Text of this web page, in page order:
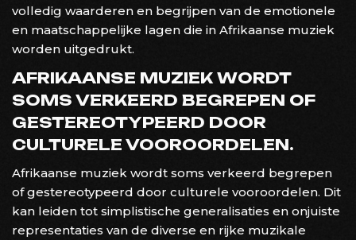
volledig waarderen en begrijpen van de emotionele
en maatschappelijke lagen die in Afrikaanse muziek
worden uitgedrukt.
AFRIKAANSE MUZIEK WORDT
SOMS VERKEERD BEGREPEN OF
GESTEREOTYPEERD DOOR
CULTURELE VOOROORDELEN.
Afrikaanse muziek wordt soms verkeerd begrepen
of gestereotypeerd door culturele vooroordelen. Dit
kan leiden tot simplistische generalisaties en onjuiste
representaties van de diverse en rijke muzikale